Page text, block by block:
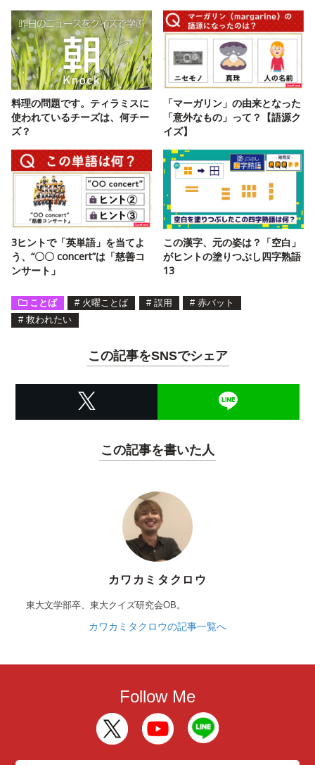
料理の問題です。ティラミスに
使われているチーズは、何チー
ズ？
「マーガリン」の由来となった
「意外なもの」って？【語源ク
イズ】
3ヒントで「英単語」を当てよ
う、“〇〇 concert”は「慈善コ
ンサート」
この漢字、元の姿は？「空白」
がヒントの塗りつぶし四字熟語
13
ことば # 火曜ことば # 誤用 # 赤バット
# 救われたい
この記事をSNSでシェア
この記事を書いた人
カワカミタクロウ
東大文学部卒、東大クイズ研究会OB。
カワカミタクロウの記事一覧へ
Follow Me